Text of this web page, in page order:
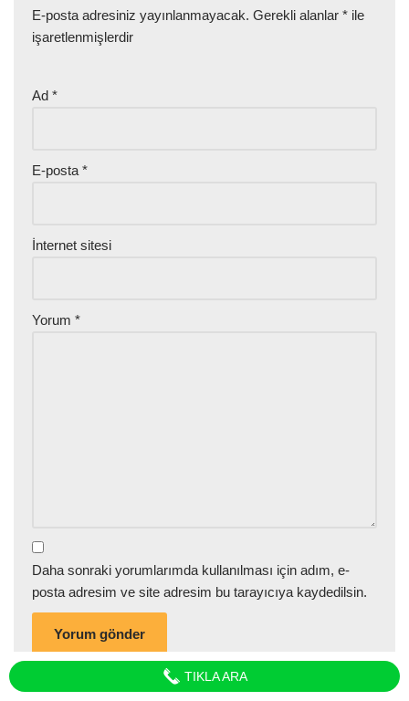
E-posta adresiniz yayınlanmayacak. Gerekli alanlar * ile
işaretlenmişlerdir
Ad *
E-posta *
İnternet sitesi
Yorum *
Daha sonraki yorumlarımda kullanılması için adım, e-
posta adresim ve site adresim bu tarayıcıya kaydedilsin.
TIKLA ARA